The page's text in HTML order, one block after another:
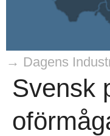
→ Dagens
Svensk